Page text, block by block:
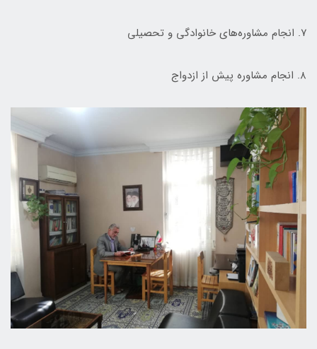
۷. انجام مشاوره­‌های خانوادگی و تحصیلی
۸. انجام مشاوره پیش از ازدواج